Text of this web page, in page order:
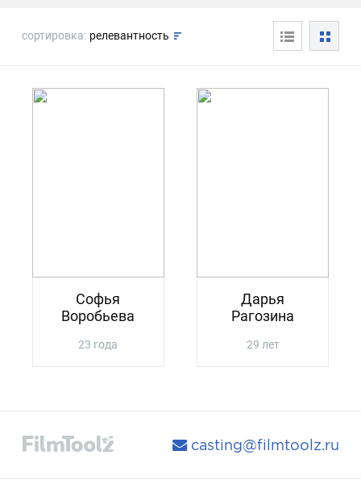
сортировка: релевантность
Софья
Воробьева
23 года
Дарья
Рагозина
29 лет
casting@filmtoolz.ru